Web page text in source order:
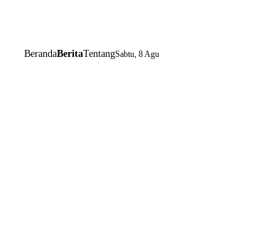
BerandaBeritaTentangSabtu, 8 Agu